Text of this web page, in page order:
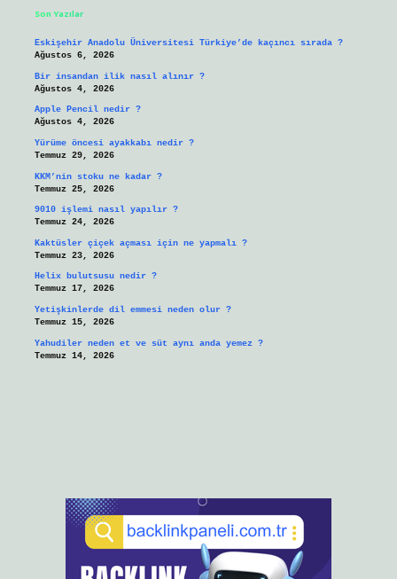
Son Yazılar
Eskişehir Anadolu Üniversitesi Türkiye’de kaçıncı sırada ?
Ağustos 6, 2026
Bir insandan ilik nasıl alınır ?
Ağustos 4, 2026
Apple Pencil nedir ?
Ağustos 4, 2026
Yürüme öncesi ayakkabı nedir ?
Temmuz 29, 2026
KKM’nin stoku ne kadar ?
Temmuz 25, 2026
9010 işlemi nasıl yapılır ?
Temmuz 24, 2026
Kaktüsler çiçek açması için ne yapmalı ?
Temmuz 23, 2026
Helix bulutsusu nedir ?
Temmuz 17, 2026
Yetişkinlerde dil emmesi neden olur ?
Temmuz 15, 2026
Yahudiler neden et ve süt aynı anda yemez ?
Temmuz 14, 2026